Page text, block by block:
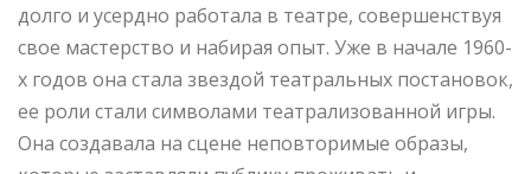
долго и усердно работала в театре, совершенствуя
свое мастерство и набирая опыт. Уже в начале 1960-
х годов она стала звездой театральных постановок,
ее роли стали символами театрализованной игры.
Она создавала на сцене неповторимые образы,